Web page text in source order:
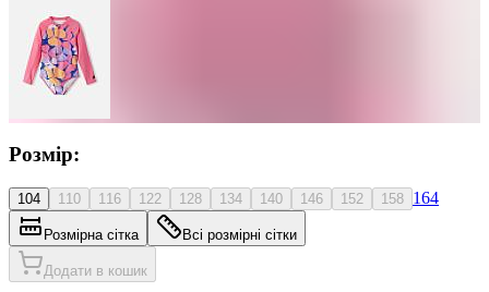
Розмір:
104 110 116 122 128 134 140 146 152 158 164
Розмірна сітка Всі розмірні сітки
Додати в кошик